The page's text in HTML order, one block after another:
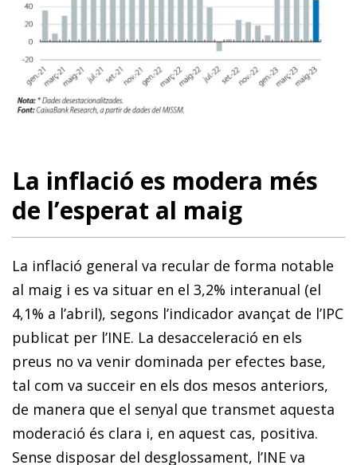
La inflació es modera més
de l’esperat al maig
La inflació general va recular de forma notable
al maig i es va situar en el 3,2% interanual (el
4,1% a l’abril), segons l’indicador avançat de l’IPC
publicat per l’INE. La desacceleració en els
preus no va venir dominada per efectes base,
tal com va succeir en els dos mesos anteriors,
de manera que el senyal que transmet aquesta
moderació és clara i, en aquest cas, positiva.
Sense disposar del desglossament, l’INE va